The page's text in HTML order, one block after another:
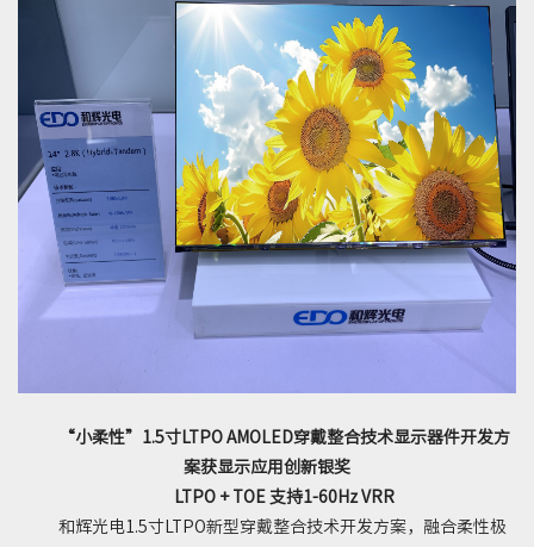
“小柔性”1.5寸LTPO AMOLED穿戴整合技术显示器件开发方
案获显示应用创新银奖
LTPO + TOE 支持1-60Hz VRR
和辉光电1.5寸 LTPO新型穿戴整合技术开发方案，融合柔性极